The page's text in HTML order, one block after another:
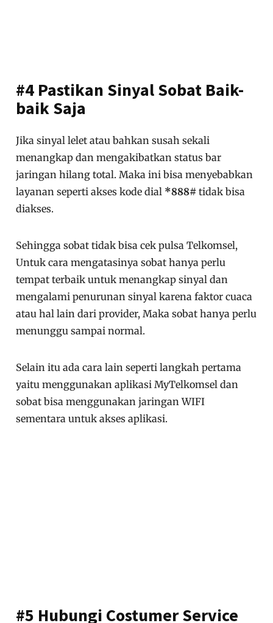
#4 Pastikan Sinyal Sobat Baik-
baik Saja
Jika sinyal lelet atau bahkan susah sekali
menangkap dan mengakibatkan status bar
jaringan hilang total. Maka ini bisa menyebabkan
layanan seperti akses kode dial *888# tidak bisa
diakses.
Sehingga sobat tidak bisa cek pulsa Telkomsel,
Untuk cara mengatasinya sobat hanya perlu
tempat terbaik untuk menangkap sinyal dan
mengalami penurunan sinyal karena faktor cuaca
atau hal lain dari provider, Maka sobat hanya perlu
menunggu sampai normal.
Selain itu ada cara lain seperti langkah pertama
yaitu menggunakan aplikasi MyTelkomsel dan
sobat bisa menggunakan jaringan WIFI
sementara untuk akses aplikasi.
#5 Hubungi Costumer Service